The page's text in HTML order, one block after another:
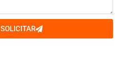
SOLICITAR